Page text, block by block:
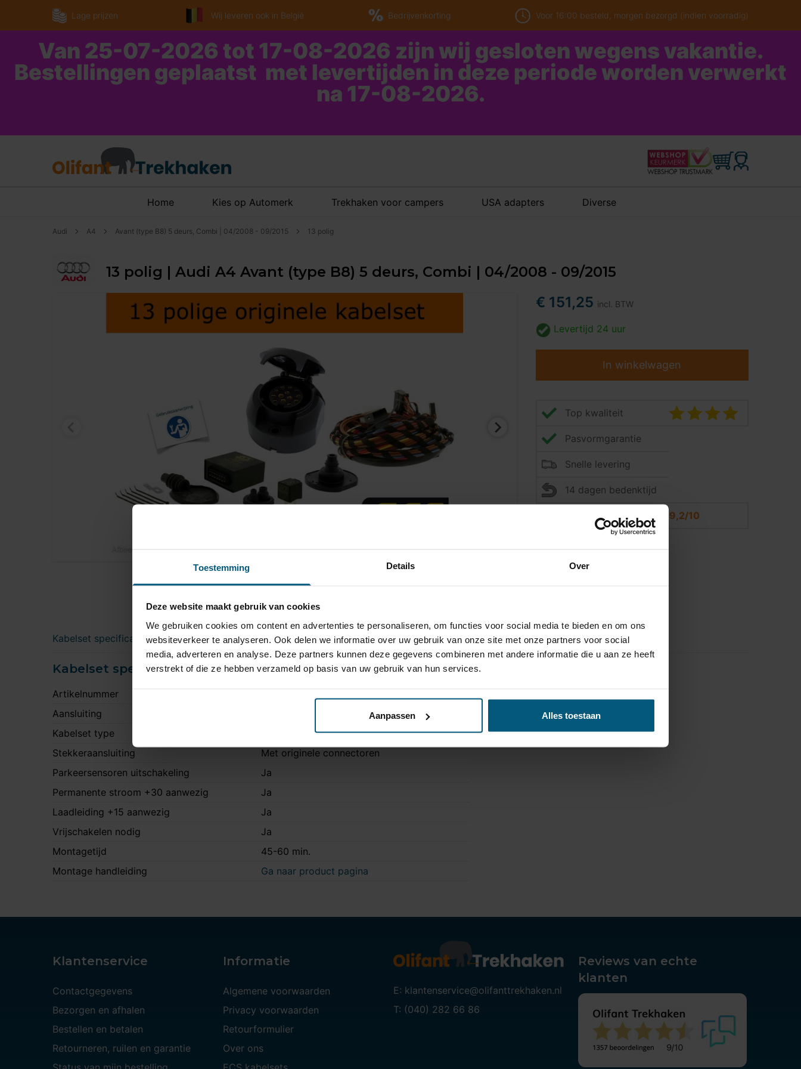
Toestemming Details Over
Deze website maakt gebruik van cookies
We gebruiken cookies om content en advertenties te personaliseren, om functies voor social media te bieden en om ons
websiteverkeer te analyseren. Ook delen we informatie over uw gebruik van onze site met onze partners voor social
media, adverteren en analyse. Deze partners kunnen deze gegevens combineren met andere informatie die u aan ze heeft
verstrekt of die ze hebben verzameld op basis van uw gebruik van hun services.
Aanpassen Alles toestaan
Lage prijzen Wij leveren ook in België Bedrijvenkorting Voor 16:00 besteld, morgen bezorgd (indien voorradig)
Van 25-07-2026 tot 17-08-2026 zijn wij gesloten wegens vakantie.
Bestellingen geplaatst met levertijden in deze periode worden verwerkt
na 17-08-2026.
Home Kies op Automerk Trekhaken voor campers USA adapters Diverse
Audi A4 Avant (type B8) 5 deurs, Combi | 04/2008 - 09/2015 13 polig
13 polig | Audi A4 Avant (type B8) 5 deurs, Combi | 04/2008 - 09/2015
€ 151,25 incl. BTW
Levertijd 24 uur
In winkelwagen
Top kwaliteit
Pasvormgarantie
Snelle levering
14 dagen bedenktijd
Klantbeoordeling 9,2/10
Kabelset specificatie
Kabelset specificatie
Artikelnummer
Aansluiting
Kabelset type
Stekkeraansluiting
Met originele connectoren
Parkeersensoren uitschakeling
Ja
Permanente stroom +30 aanwezig
Ja
Laadleiding +15 aanwezig
Ja
Vrijschakelen nodig
Ja
Montagetijd
45-60 min.
Montage handleiding
Ga naar product pagina
Klantenservice
Contactgegevens
Bezorgen en afhalen
Bestellen en betalen
Retourneren, ruilen en garantie
Informatie
Algemene voorwaarden
Privacy voorwaarden
Retourformulier
Over ons
E: klantenservice@olifanttrekhaken.nl
T: (040) 282 66 86
Reviews van echte
klanten